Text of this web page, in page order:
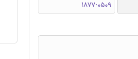
1877-0509